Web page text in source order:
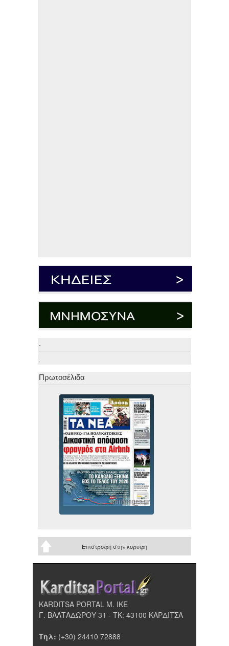
.
.
Πρωτοσέλιδα
Επιστροφή στην κορυφή
KARDITSA PORTAL Μ. ΙΚΕ
Γ. ΒΑΛΤΑΔΩΡΟΥ 31 - ΤΚ: 43100 ΚΑΡΔΙΤΣΑ
Τηλ: (+30) 24410 72888